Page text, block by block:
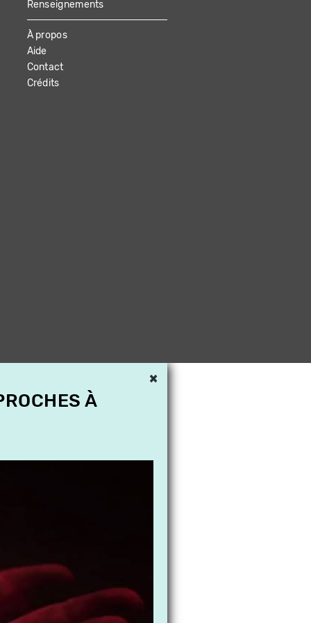
Renseignements
À propos
Aide
Contact
Crédits
×
À